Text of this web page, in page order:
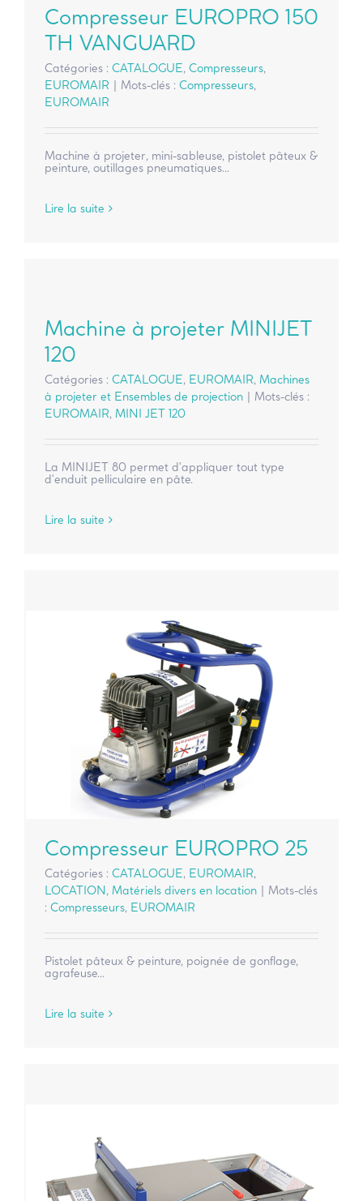
Compresseur EUROPRO 150
TH VANGUARD
Catégories : CATALOGUE, Compresseurs,
EUROMAIR | Mots-clés : Compresseurs,
EUROMAIR
Machine à projeter, mini-sableuse, pistolet pâteux &
peinture, outillages pneumatiques...
Lire la suite
Machine à projeter MINIJET
120
Catégories : CATALOGUE, EUROMAIR, Machines
à projeter et Ensembles de projection | Mots-clés :
EUROMAIR, MINI JET 120
La MINIJET 80 permet d'appliquer tout type
d'enduit pelliculaire en pâte.
Lire la suite
Compresseur EUROPRO 25
Catégories : CATALOGUE, EUROMAIR,
LOCATION, Matériels divers en location | Mots-clés
: Compresseurs, EUROMAIR
Pistolet pâteux & peinture, poignée de gonflage,
agrafeuse...
Lire la suite